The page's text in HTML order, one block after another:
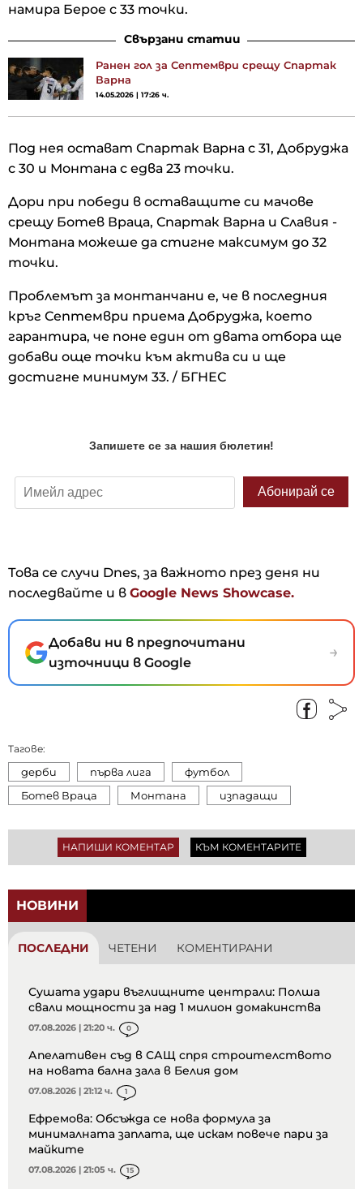
намира Берое с 33 точки.
Свързани статии
Ранен гол за Септември срещу Спартак
Варна
14.05.2026 | 17:26 ч.
Под нея остават Спартак Варна с 31, Добруджа
с 30 и Монтана с едва 23 точки.
Дори при победи в оставащите си мачове
срещу Ботев Враца, Спартак Варна и Славия -
Монтана можеше да стигне максимум до 32
точки.
Проблемът за монтанчани е, че в последния
кръг Септември приема Добруджа, което
гарантира, че поне един от двата отбора ще
добави още точки към актива си и ще
достигне минимум 33. / БГНЕС
Това се случи Dnes, за важното през деня ни
последвайте и в Google News Showcase.
Добави ни в предпочитани
източници в Google
→
Тагове:
дерби първа лига
футбол
Ботев Враца
Монтана изпадащи
НАПИШИ КОМЕНТАР КЪМ КОМЕНТАРИТЕ
НОВИНИ
ПОСЛЕДНИ ЧЕТЕНИ КОМЕНТИРАНИ
Сушата удари въглищните централи: Полша
свали мощности за над 1 милион домакинства
07.08.2026 | 21:20 ч. 0
Апелативен съд в САЩ спря строителството
на новата бална зала в Белия дом
07.08.2026 | 21:12 ч. 1
Ефремова: Обсъжда се нова формула за
минималната заплата, ще искам повече пари за
майките
07.08.2026 | 21:05 ч. 15